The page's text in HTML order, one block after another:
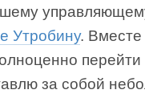
Утробину.
за собой